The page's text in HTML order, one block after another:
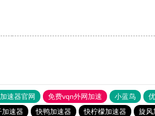
速器官网 免费vqn外网加速 小蓝鸟
加速器 快鸭加速器 快柠檬加速器 旋风